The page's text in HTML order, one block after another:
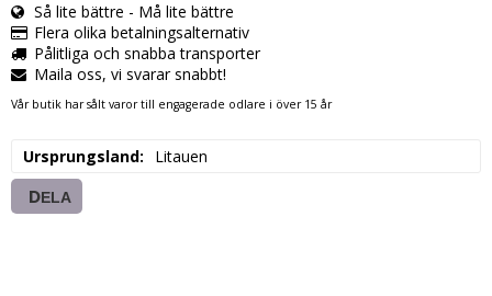
Så lite bättre - Må lite bättre
Flera olika betalningsalternativ
Pålitliga och snabba transporter
Maila oss, vi svarar snabbt!
Vår butik har sålt varor till engagerade odlare i över 15 år
Ursprungsland Litauen
DELA